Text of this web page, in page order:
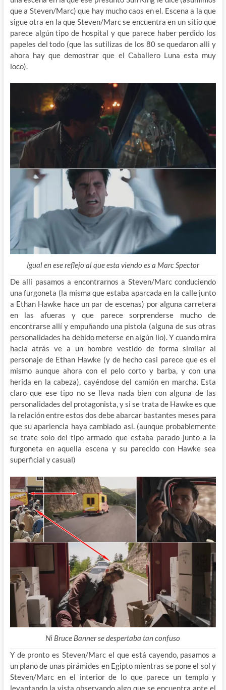
que a Steven/Marc) que hay mucho caos en el. Escena a la que
sigue otra en la que Steven/Marc se encuentra en un sitio que
parece algún tipo de hospital y que parece haber perdido los
papeles del todo (que las sutilizas de los 80 se quedaron alli y
ahora hay que demostrar que el Caballero Luna esta muy
loco).
Igual en ese reflejo al que esta viendo es a Marc Spector
De allí pasamos a encontrarnos a Steven/Marc conduciendo
una furgoneta (la misma que estaba aparcada en la calle junto
a Ethan Hawke hace un par de escenas) por alguna carretera
en las afueras y que parece sorprenderse mucho de
encontrarse allí y empuñando una pistola (alguna de sus otras
personalidades ha debido meterse en algún lio). Y cuando mira
hacia atrás ve a un hombre vestido de forma similar al
personaje de Ethan Hawke (y de hecho casi parece que es el
mismo aunque ahora con el pelo corto y barba, y con una
herida en la cabeza), cayéndose del camión en marcha. Esta
claro que ese tipo no se lleva nada bien con alguna de las
personalidades del protagonista, y si se trata de Hawke es que
la relación entre estos dos debe abarcar bastantes meses para
que su apariencia haya cambiado así. (aunque probablemente
se trate solo del tipo armado que estaba parado junto a la
furgoneta en aquella escena y su parecido con Hawke sea
superficial y casual)
Ni Bruce Banner se despertaba tan confuso
Y de pronto es Steven/Marc el que está cayendo, pasamos a
un plano de unas pirámides en Egipto mientras se pone el sol y
Steven/Marc en el interior de lo que parece un templo y
levantando la vista observando algo que se encuentra ante el